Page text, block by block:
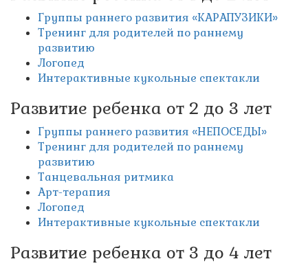
Группы раннего развития «КАРАПУЗИКИ»
Тренинг для родителей по раннему
развитию
Логопед
Интерактивные кукольные спектакли
Развитие ребенка от 2 до 3 лет
Группы раннего развития «НЕПОСЕДЫ»
Тренинг для родителей по раннему
развитию
Танцевальная ритмика
Арт-терапия
Логопед
Интерактивные кукольные спектакли
Развитие ребенка от 3 до 4 лет